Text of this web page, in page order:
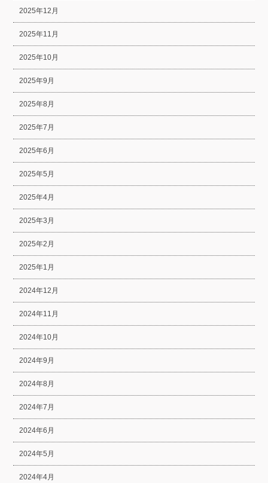
2025年12月
2025年11月
2025年10月
2025年9月
2025年8月
2025年7月
2025年6月
2025年5月
2025年4月
2025年3月
2025年2月
2025年1月
2024年12月
2024年11月
2024年10月
2024年9月
2024年8月
2024年7月
2024年6月
2024年5月
2024年4月